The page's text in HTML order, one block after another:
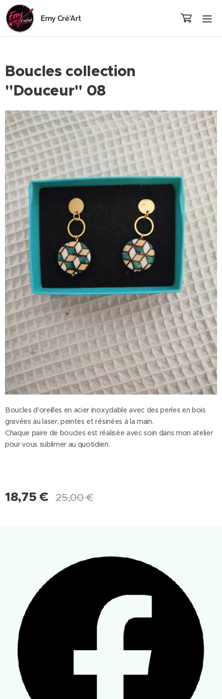
Emy Cré'Art
Boucles collection
"Douceur" 08
Boucles d'oreilles en acier inoxydable avec des perles en bois
gravées au laser, peintes et résinées à la main.
Chaque paire de boucles est réalisée avec soin dans mon atelier
pour vous sublimer au quotidien.
18,75 € 25,00€